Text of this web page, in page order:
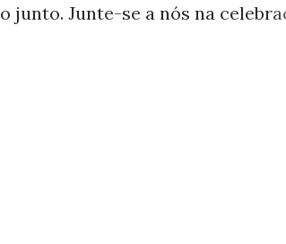
Junte-se a nós na